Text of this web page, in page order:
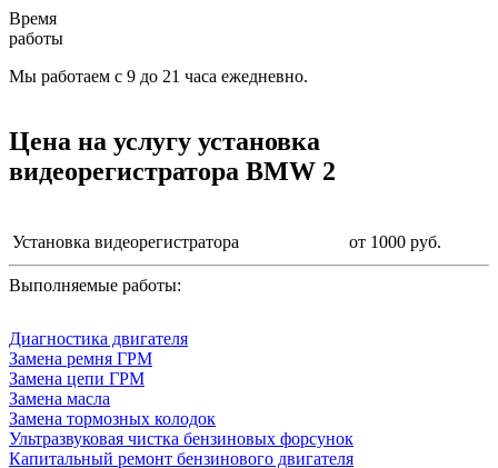
Время
работы
Мы работаем с 9 до 21 часа ежедневно.
Цена на услугу установка
видеорегистратора BMW 2
Установка видеорегистратора от 1000 руб.
Выполняемые работы:
Диагностика двигателя
Замена ремня ГРМ
Замена цепи ГРМ
Замена масла
Замена тормозных колодок
Ультразвуковая чистка бензиновых форсунок
Капитальный ремонт бензинового двигателя